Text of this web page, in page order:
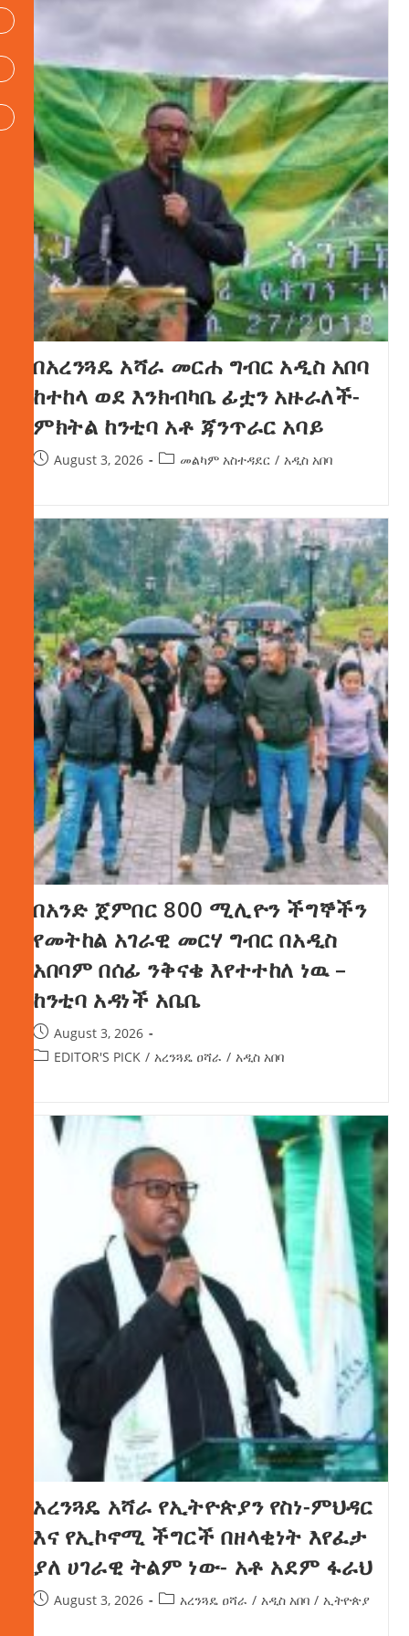
በአረንጓዴ አሻራ መርሐ ግብር አዲስ አበባ
ከተከላ ወደ እንክብካቤ ፊቷን አዙራለች-
ምክትል ከንቲባ አቶ ጃንጥራር አባይ
August 3, 2026 መልካም አስተዳደር / አዲስ አበባ
በአንድ ጀምበር 800 ሚሊዮን ችግኞችን
የመትከል አገራዊ መርሃ ግብር በአዲስ
አበባም በሰፊ ንቅናቄ እየተተከለ ነዉ –
ከንቲባ አዳነች አቤቤ
August 3, 2026
EDITOR'S PICK / አረንጓዴ ዐሻራ / አዲስ አበባ
አረንጓዴ አሻራ የኢትዮጵያን የስነ-ምህዳር
እና የኢኮኖሚ ችግርች በዘላቂነት እየፈታ
ያለ ሀገራዊ ትልም ነው- አቶ አደም ፋራህ
August 3, 2026 አረንጓዴ ዐሻራ / አዲስ አበባ / ኢትዮጵያ